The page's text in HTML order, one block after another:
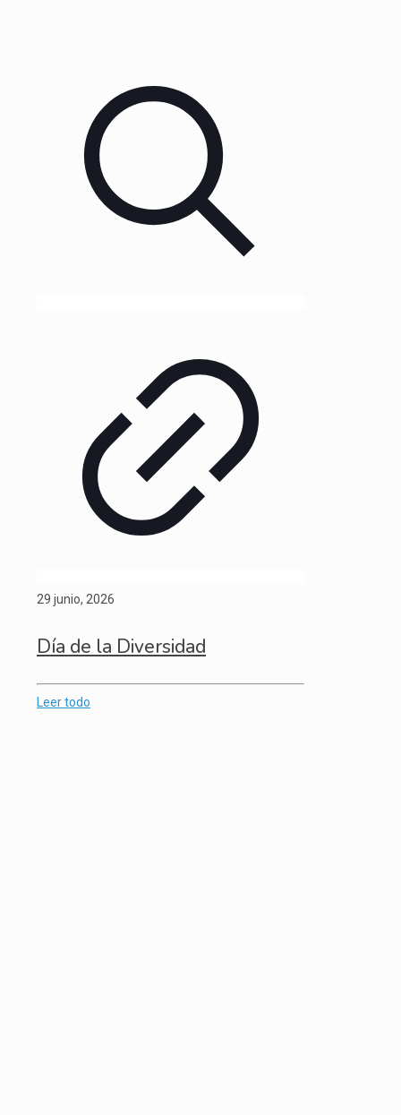
29 junio, 2026
Día de la Diversidad
Leer todo